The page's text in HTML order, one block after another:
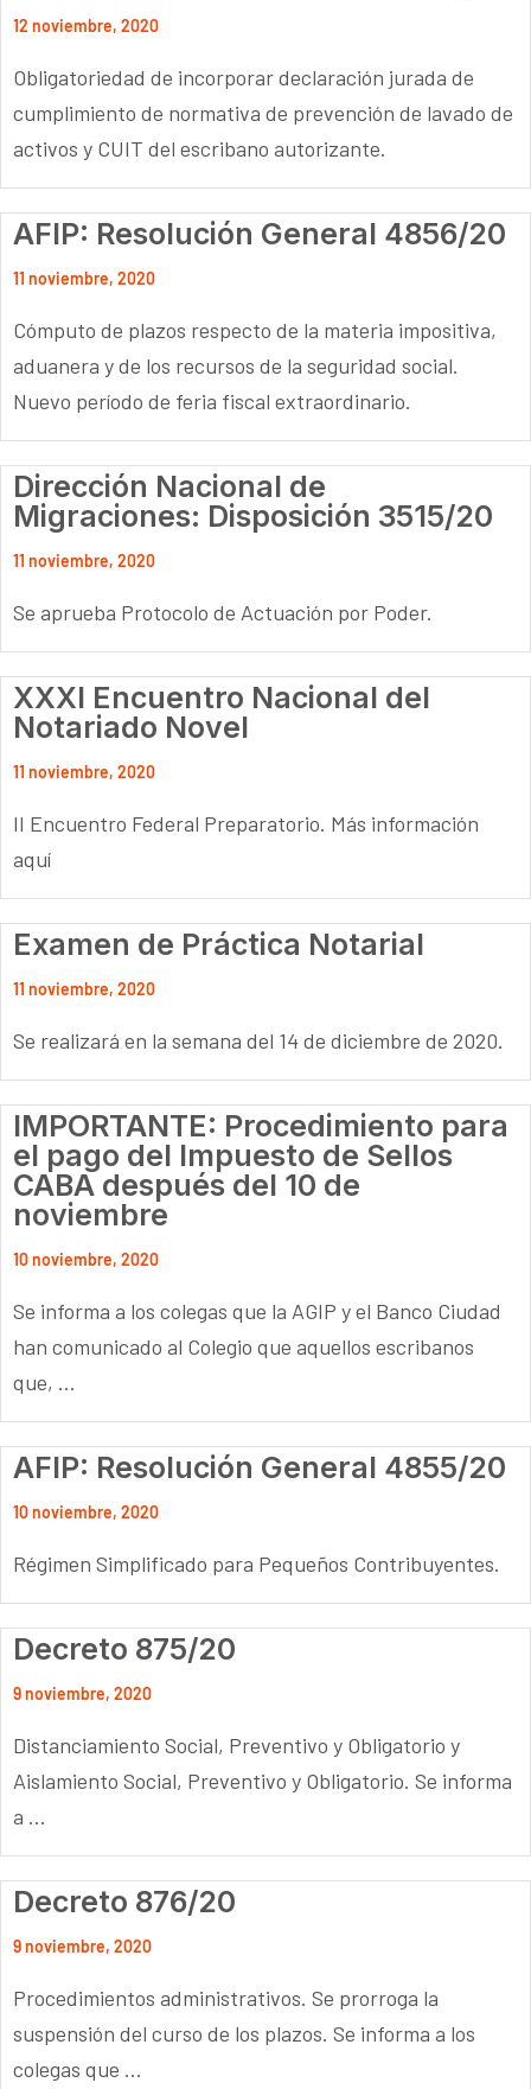
12 noviembre, 2020
Obligatoriedad de incorporar declaración jurada de
cumplimiento de normativa de prevención de lavado de
activos y CUIT del escribano autorizante.
AFIP: Resolución General 4856/20
11 noviembre, 2020
Cómputo de plazos respecto de la materia impositiva,
aduanera y de los recursos de la seguridad social.
Nuevo período de feria fiscal extraordinario.
Dirección Nacional de
Migraciones: Disposición 3515/20
11 noviembre, 2020
Se aprueba Protocolo de Actuación por Poder.
XXXI Encuentro Nacional del
Notariado Novel
11 noviembre, 2020
II Encuentro Federal Preparatorio. Más información
aquí
Examen de Práctica Notarial
11 noviembre, 2020
Se realizará en la semana del 14 de diciembre de 2020.
IMPORTANTE: Procedimiento para
el pago del Impuesto de Sellos
CABA después del 10 de
noviembre
10 noviembre, 2020
Se informa a los colegas que la AGIP y el Banco Ciudad
han comunicado al Colegio que aquellos escribanos
que, ...
AFIP: Resolución General 4855/20
10 noviembre, 2020
Régimen Simplificado para Pequeños Contribuyentes.
Decreto 875/20
9 noviembre, 2020
Distanciamiento Social, Preventivo y Obligatorio y
Aislamiento Social, Preventivo y Obligatorio. Se informa
a ...
Decreto 876/20
9 noviembre, 2020
Procedimientos administrativos. Se prorroga la
suspensión del curso de los plazos. Se informa a los
colegas que ...